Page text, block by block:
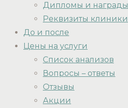
Дипломы и награды
Реквизиты клиники
До и после
Цены на услуги
Список анализов
Вопросы – ответы
Отзывы
Акции